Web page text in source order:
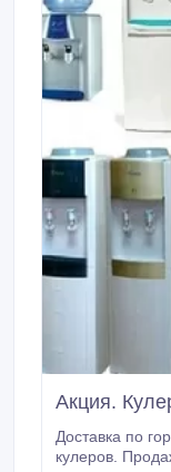
Акция.
Доставка по городу -